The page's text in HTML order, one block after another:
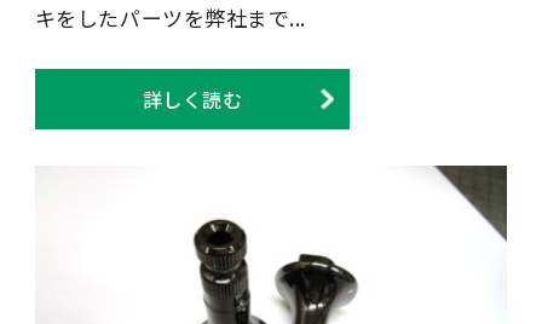
キをしたパーツを弊社まで...
詳しく読む